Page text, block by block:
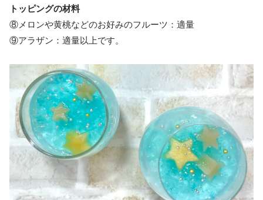
トッピングの材料
⑧メロンや黄桃などのお好みのフルーツ：適量
⑨アラザン：適量以上です。